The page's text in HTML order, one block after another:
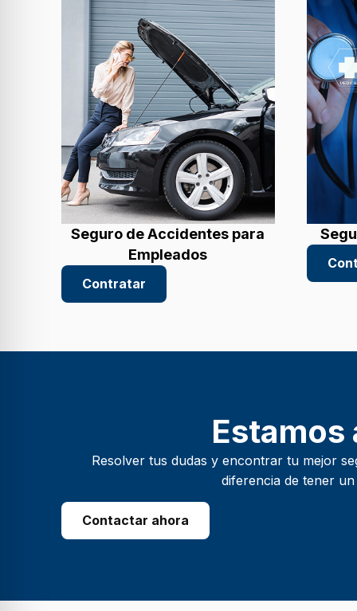
Seguro de Accidentes para
Empleados
Contratar
Estamos
Resolver tus dudas y encontrar tu mejor
diferencia de tener
Contactar ahora